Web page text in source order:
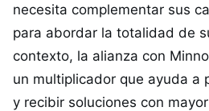
necesita complementar sus
para abordar la totalidad de
contexto, la alianza con
un multiplicador que ayuda a
y recibir soluciones con